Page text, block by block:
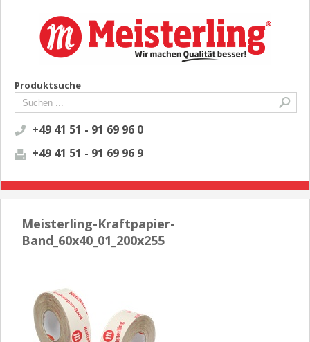
Produktsuche
+49 41 51 - 91 69 96 0
+49 41 51 - 91 69 96 9
Meisterling-Kraftpapier-
Band_60x40_01_200x255